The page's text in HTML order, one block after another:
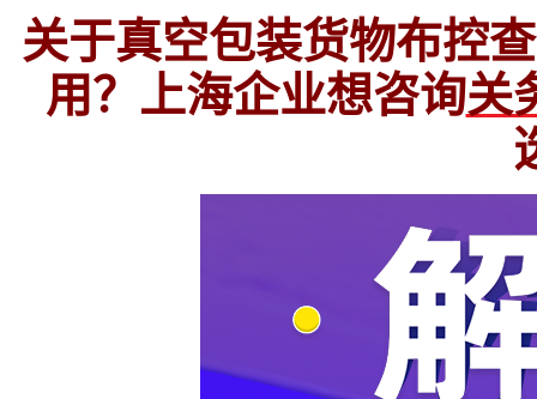
关于真空包装货物布控
用？上海企业想咨询关